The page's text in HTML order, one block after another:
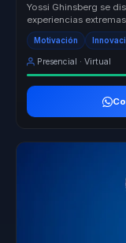
Yossi Ghinsberg se
experiencias
corporativo...
Motivación
Presencial · Virtual